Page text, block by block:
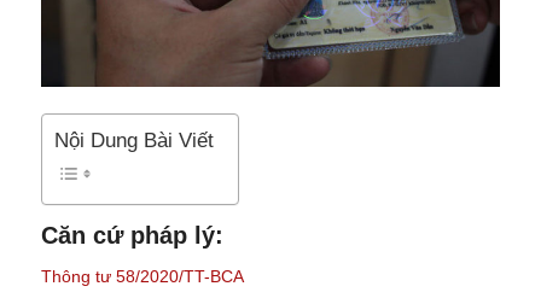
Nội Dung Bài Viết
Căn cứ pháp lý:
Thông tư 58/2020/TT-BCA